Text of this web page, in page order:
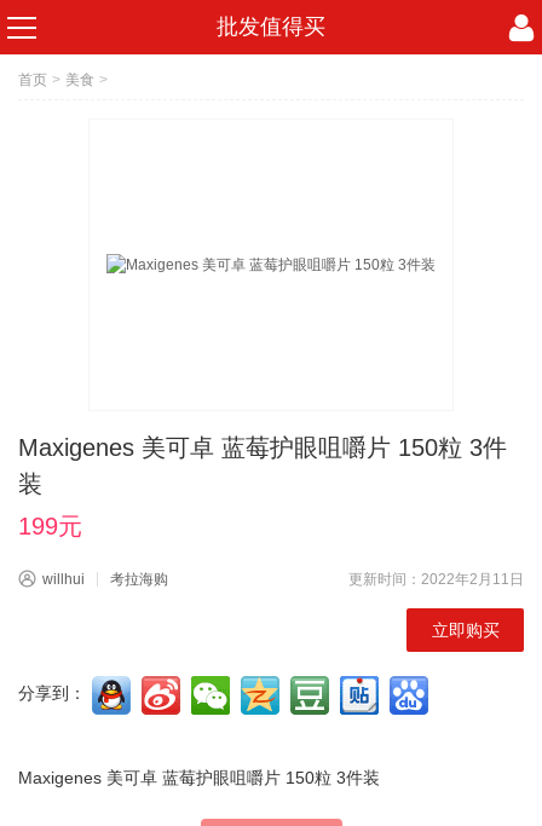
批发值得买
首页 > 美食 >
Maxigenes 美可卓 蓝莓护眼咀嚼片 150粒 3件
装
199元
willhui 考拉海购 更新时间：2022年2月11日
立即购买
分享到：
Maxigenes 美可卓 蓝莓护眼咀嚼片 150粒 3件装